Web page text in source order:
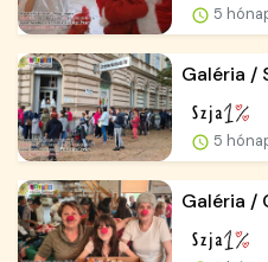
5
Galéria /
5
Galéria /